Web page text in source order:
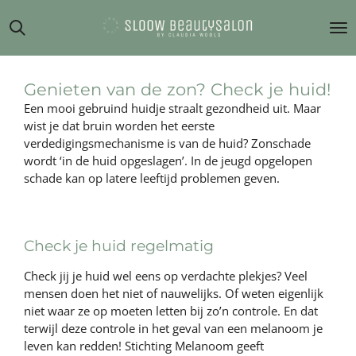
direct
hoofdinhoud
Genieten van de zon? Check je huid!
Een mooi gebruind huidje straalt gezondheid uit. Maar
wist je dat bruin worden het eerste
verdedigingsmechanisme is van de huid? Zonschade
wordt ‘in de huid opgeslagen’. In de jeugd opgelopen
schade kan op latere leeftijd problemen geven.
Check je huid regelmatig
Check jij je huid wel eens op verdachte plekjes? Veel
mensen doen het niet of nauwelijks. Of weten eigenlijk
niet waar ze op moeten letten bij zo’n controle. En dat
terwijl deze controle in het geval van een melanoom je
leven kan redden! Stichting Melanoom geeft